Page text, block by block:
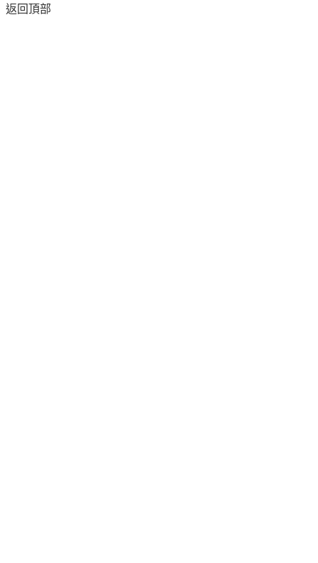
返回頂部